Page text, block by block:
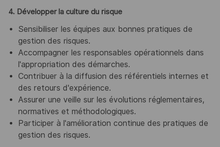
4. Développer la culture du risque
Sensibiliser les équipes aux bonnes pratiques de
gestion des risques.
Accompagner les responsables opérationnels dans
l'appropriation des démarches.
Contribuer à la diffusion des référentiels internes et
des retours d'expérience.
Assurer une veille sur les évolutions réglementaires,
normatives et méthodologiques.
Participer à l'amélioration continue des pratiques de
gestion des risques.